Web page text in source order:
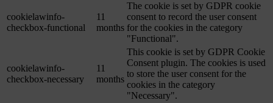
cookielawinfo-
checkbox-functional
11
months
The cookie is set by GDPR cookie
consent to record the user consent
for the cookies in the category
"Functional".
cookielawinfo-
checkbox-necessary
11
months
This cookie is set by GDPR Cookie
Consent plugin. The cookies is used
to store the user consent for the
cookies in the category
"Necessary".